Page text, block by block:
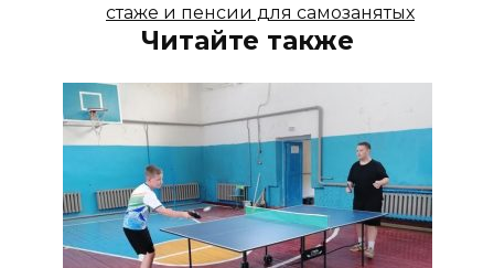
стаже и пенсии для самозанятых
Читайте также